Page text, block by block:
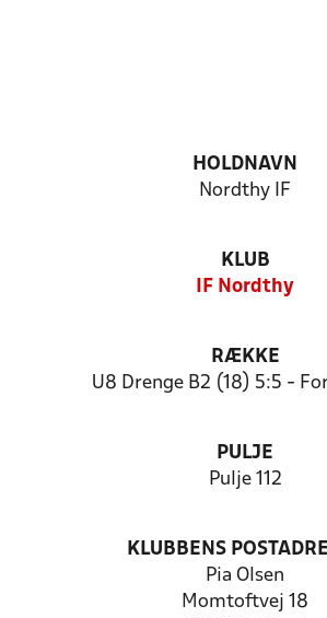
HOLDNAVN
Nordthy IF
KLUB
IF Nordthy
RÆKKE
U8 Drenge B2 (18) 5:5 -
PULJE
Pulje 112
KLUBBENS
Pia Olsen
Momtoftvej 18